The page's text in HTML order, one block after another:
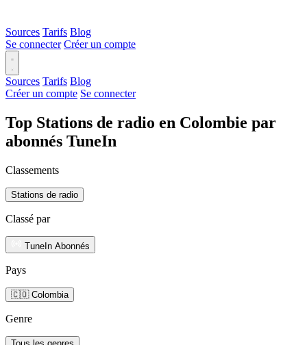
Sources Tarifs Blog
Se connecter Créer un compte
Sources Tarifs Blog
Créer un compte Se connecter
Top Stations de radio en Colombie par
abonnés TuneIn
Classements
Stations de radio
Classé par
TuneIn Abonnés
Pays
🇨🇴 Colombia
Genre